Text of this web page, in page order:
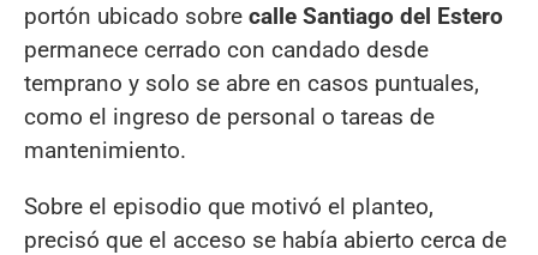
portón ubicado sobre calle Santiago del Estero
permanece cerrado con candado desde
temprano y solo se abre en casos puntuales,
como el ingreso de personal o tareas de
mantenimiento.
Sobre el episodio que motivó el planteo,
precisó que el acceso se había abierto cerca de